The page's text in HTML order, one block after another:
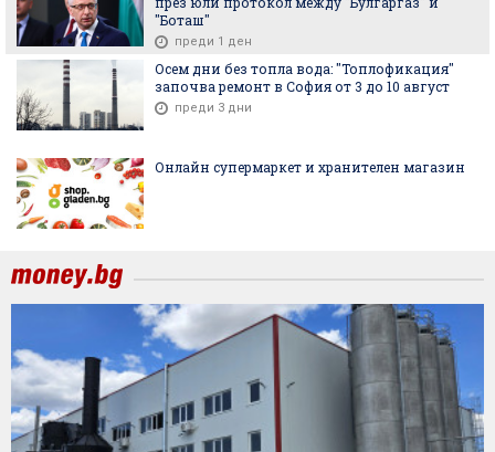
"Боташ"
преди 1 ден
Осем дни без топла вода: "Топлофикация"
започва ремонт в София от 3 до 10 август
преди 3 дни
Онлайн супермаркет и хранителен магазин